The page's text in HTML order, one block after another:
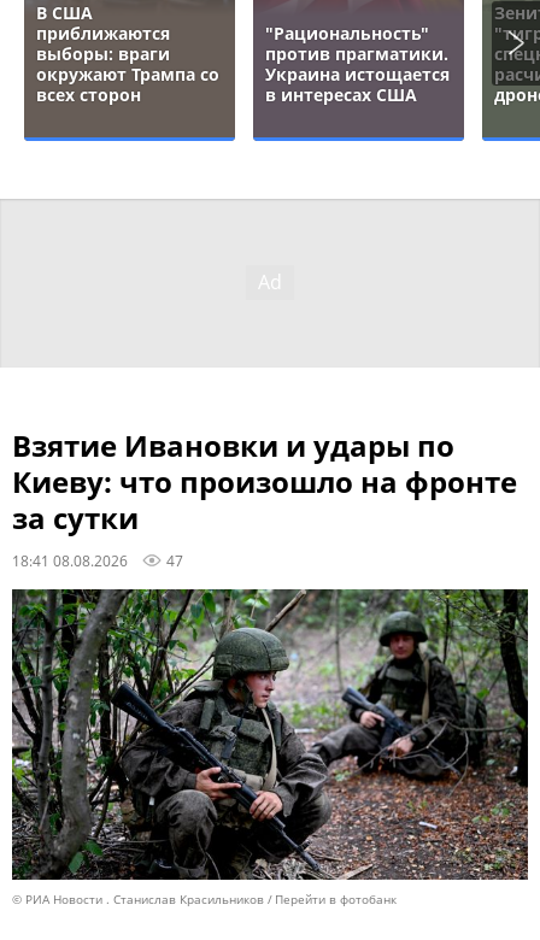
В США
приближаются
выборы: враги
окружают Трампа со
всех сторон
"Рациональность"
против прагматики.
Украина истощается
в интересах США
Взятие Ивановки и удары по
Киеву: что произошло на фронте
за сутки
18:41 08.08.2026 47
© РИА Новости . Станислав Красильников Перейти в фотобанк